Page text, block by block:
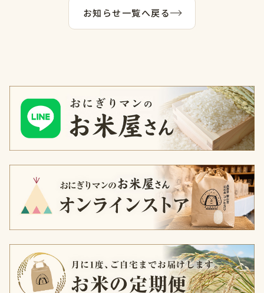
お知らせ一覧へ戻る